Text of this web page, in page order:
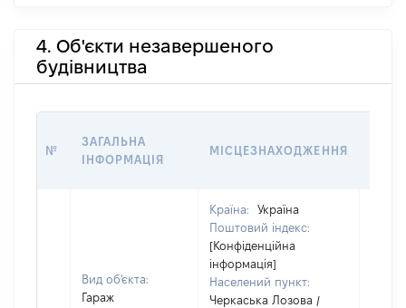
4. Об'єкти незавершеного
будівництва
№
ЗАГАЛЬНА
ІНФОРМАЦІЯ
МІСЦЕЗНАХОДЖЕННЯ
Вид об'єкта:
Гараж
Країна:
Україна
Поштовий індекс:
[Конфіденційна
інформація]
Населений пункт:
Черкаська Лозова /